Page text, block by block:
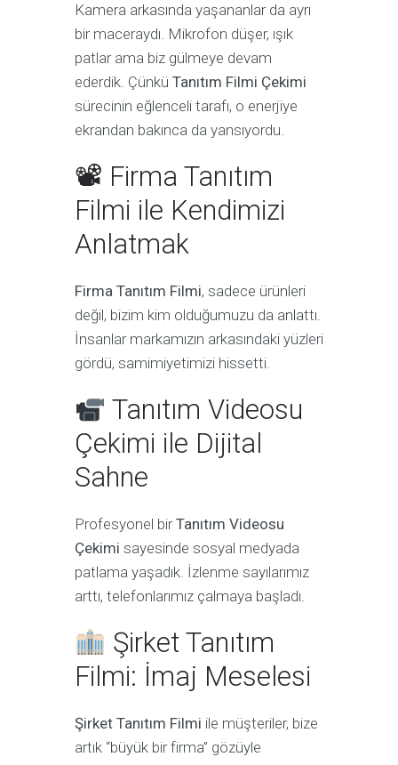
Kamera arkasında yaşananlar da ayrı
bir maceraydı. Mikrofon düşer, ışık
patlar ama biz gülmeye devam
ederdik. Çünkü Tanıtım Filmi Çekimi
sürecinin eğlenceli tarafı, o enerjiye
ekrandan bakınca da yansıyordu.
📽 Firma Tanıtım
Filmi ile Kendimizi
Anlatmak
Firma Tanıtım Filmi, sadece ürünleri
değil, bizim kim olduğumuzu da anlattı.
İnsanlar markamızın arkasındaki yüzleri
gördü, samimiyetimizi hissetti.
Tanıtım Videosu
Çekimi ile Dijital
Sahne
Profesyonel birTanıtım Videosu
Çekimi sayesinde sosyal medyada
patlama yaşadık. İzlenme sayılarımız
arttı, telefonlarımız çalmaya başladı.
Şirket Tanıtım
Filmi: İmaj Meselesi
Şirket Tanıtım Filmi ile müşteriler, bize
artık “büyük bir firma” gözüyle